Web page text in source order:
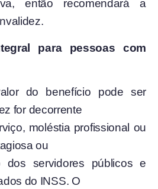
então recomendará a
para pessoas com
do benefício pode ser
for decorrente
moléstia profissional ou
ou
dos servidores públicos e
do INSS. O